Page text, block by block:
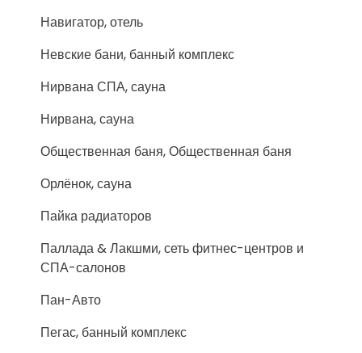
Навигатор, отель
Невские бани, банный комплекс
Нирвана СПА, сауна
Нирвана, сауна
Общественная баня, Общественная баня
Орлёнок, сауна
Пайка радиаторов
Паллада & Лакшми, сеть фитнес-центров и
СПА-салонов
Пан-Авто
Пегас, банный комплекс